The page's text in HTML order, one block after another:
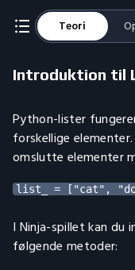
Teori
Introduktion til
Python-lister
forskellige
omslutte elementer
I Ninja-spillet kan du
følgende metoder: